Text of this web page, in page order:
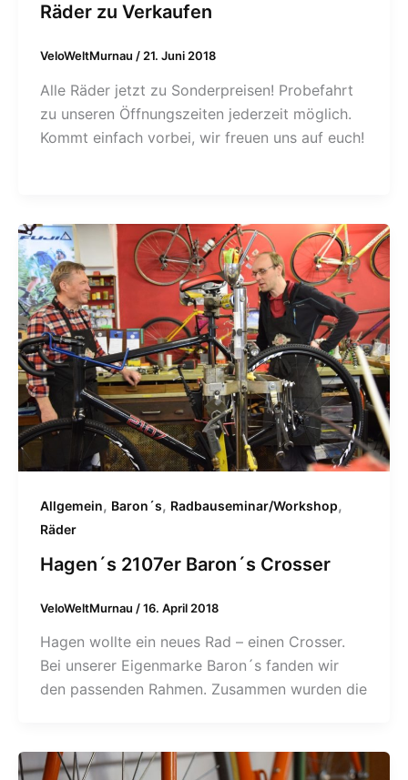
Räder zu Verkaufen
VeloWeltMurnau /21. Juni 2018
Alle Räder jetzt zu Sonderpreisen! Probefahrt
zu unseren Öffnungszeiten jederzeit möglich.
Kommt einfach vorbei, wir freuen uns auf euch!
Allgemein, Baron´s, Radbauseminar/Workshop,
Räder
Hagen´s 2107er Baron´s Crosser
VeloWeltMurnau /16. April 2018
Hagen wollte ein neues Rad – einen Crosser.
Bei unserer Eigenmarke Baron´s fanden wir
den passenden Rahmen. Zusammen wurden die